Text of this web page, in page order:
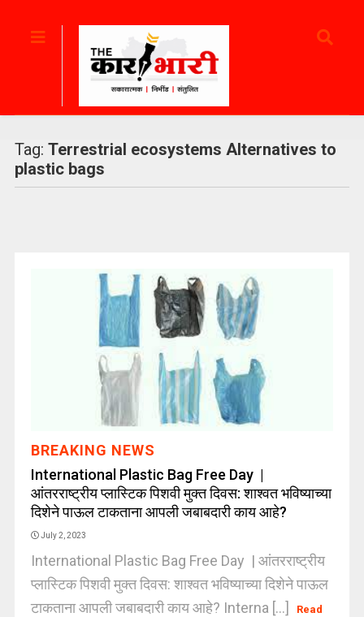
Tag: Terrestrial ecosystems Alternatives to
plastic bags
BREAKING NEWS
International Plastic Bag Free Day |
आंतरराष्ट्रीय प्लास्टिक पिशवी मुक्त दिवस: शाश्वत भविष्याच्या
दिशेने पाऊल टाकताना आपली जबाबदारी काय आहे?
July 2, 2023
International Plastic Bag Free Day | आंतरराष्ट्रीय
प्लास्टिक पिशवी मुक्त दिवस: शाश्वत भविष्याच्या दिशेने पाऊल
टाकताना आपली जबाबदारी काय आहे? Interna [...]
Read